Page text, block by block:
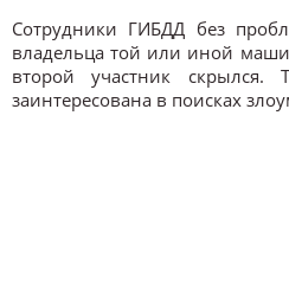
Сотрудники ГИБДД без
владельца той или иной
второй участник скрылся.
заинтересована в поисках